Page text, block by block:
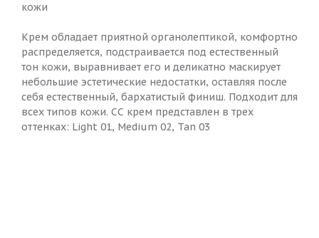
кожи
Крем обладает приятной органолептикой, комфортно
распределяется, подстраивается под естественный
тон кожи, выравнивает его и деликатно маскирует
небольшие эстетические недостатки, оставляя после
себя естественный, бархатистый финиш. Подходит для
всех типов кожи. СС крем представлен в трех
оттенках: Light 01, Medium 02, Tan 03